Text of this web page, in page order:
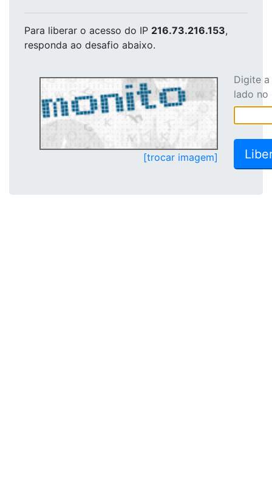
Para liberar o acesso do IP 216.73.216.153,
responda ao desafio abaixo.
[trocar imagem]
Digite
lado no